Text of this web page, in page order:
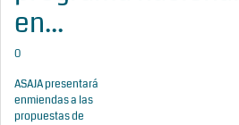
en...
0
ASAJA presentará
enmiendas a las
propuestas de